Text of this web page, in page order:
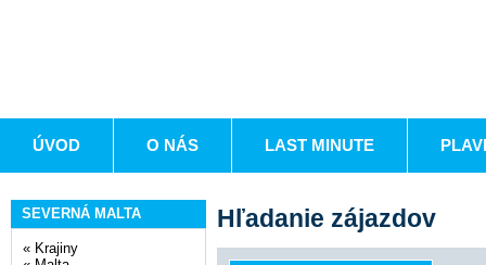
ÚVOD O NÁS LAST MINUTE
SEVERNÁ MALTA
« Krajiny
Hľadanie zájazdov